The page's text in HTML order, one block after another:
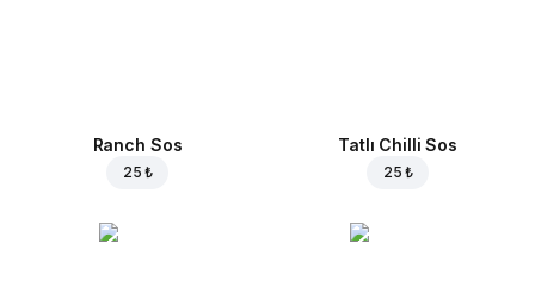
Ranch Sos
25 ₺
Tatlı Chilli Sos
25 ₺